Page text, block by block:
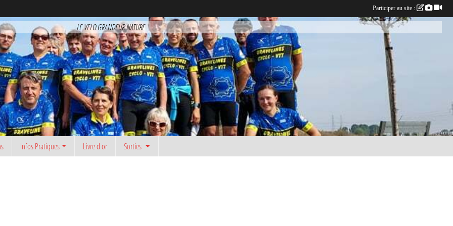
LE VELO GRANDEUR NATURE
Infos Pratiques Livre d or Sorties
Participer au site :